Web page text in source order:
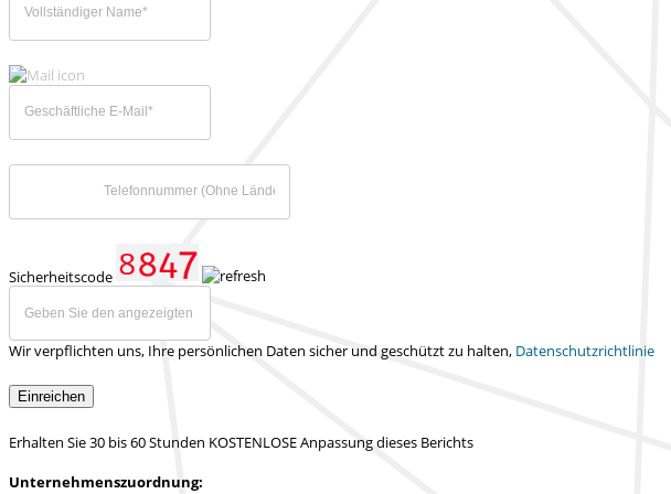
Sicherheitscode
Wir verpflichten uns, Ihre persönlichen Daten sicher und geschützt zu halten, Datenschutzrichtlinie
Einreichen
Erhalten Sie 30 bis 60 Stunden KOSTENLOSE Anpassung dieses Berichts
Unternehmenszuordnung: